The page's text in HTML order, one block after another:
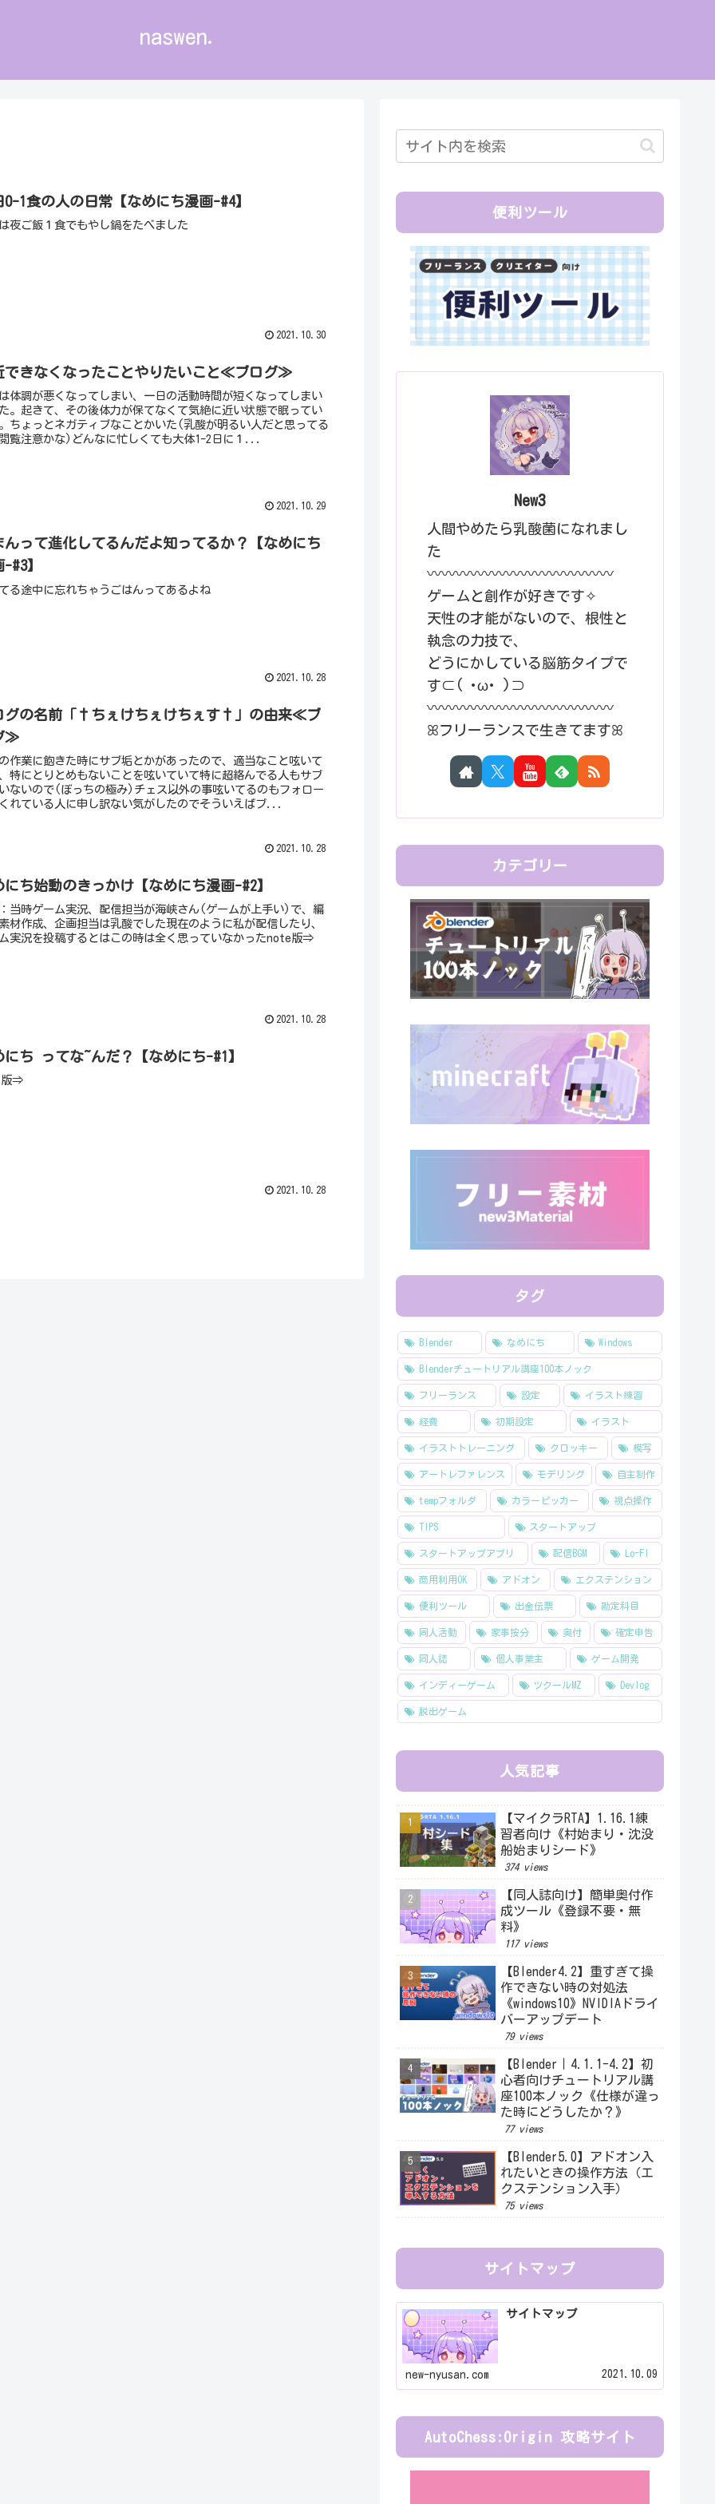
naswen.
0-1食の人の日常【なめにち漫画-#4】
夜ご飯１食でもやし鍋をたべました
2021.10.30
できなくなったことやりたいこと≪ブログ≫
体調が悪くなってしまい、一日の活動時間が短くなってしまい
。起きて、その後体力が保てなくて気絶に近い状態で眠ってい
ちょっとネガティブなことかいた(乳酸が明るい人だと思ってる
覧注意かな)どんなに忙しくても大体1-2日に１...
2021.10.29
んって進化してるんだよ知ってるか？【なめにち
#3】
る途中に忘れちゃうごはんってあるよね
2021.10.28
グの名前「†ちぇけちぇけちぇす†」の由来≪ブ
≫
作業に飽きた時にサブ垢とかがあったので、適当なこと呟いて
特にとりとめもないことを呟いていて特に超絡んでる人もサブ
ないので(ぼっちの極み)チェス以外の事呟いてるのもフォロー
れている人に申し訳ない気がしたのでそういえばブ...
2021.10.28
にち始動のきっかけ【なめにち漫画-#2】
当時ゲーム実況、配信担当が海峡さん(ゲームが上手い)で、編
材作成、企画担当は乳酸でした現在のように私が配信したり、
実況を投稿するとはこの時は全く思っていなかったnote版⇒
2021.10.28
にち ってな~んだ？【なめにち-#1】
版⇒
2021.10.28
便利ツール
New3
人間やめたら乳酸菌になれまし
た
〰︎〰︎〰︎〰︎〰︎〰︎〰︎〰︎〰︎〰︎〰︎〰︎〰︎
ゲームと創作が好きです✧
天性の才能がないので、根性と
執念の力技で、
どうにかしている脳筋タイプで
す⊂( ･ω･ )⊃
〰︎〰︎〰︎〰︎〰︎〰︎〰︎〰︎〰︎〰︎〰︎〰︎〰︎
ꕤフリーランスで生きてますꕤ
カテゴリー
タグ
Blender なめにち Windows
Blenderチュートリアル講座100本ノック
フリーランス 設定 イラスト練習
経費 初期設定 イラスト
イラストトレーニング クロッキー 模写
アートレファレンス モデリング 自主制作
tempフォルダ カラーピッカー 視点操作
TIPS スタートアップ
スタートアップアプリ 配信BGM Lo-FI
商用利用OK アドオン エクステンション
便利ツール 出金伝票 勘定科目
同人活動 家事按分 奥付 確定申告
同人誌 個人事業主 ゲーム開発
インディーゲーム ツクールMZ Devlog
脱出ゲーム
人気記事
【マイクラRTA】1.16.1練
習者向け《村始まり・沈没
船始まりシード》
374 views
【同人誌向け】簡単奥付作
成ツール《登録不要・無
料》
117 views
【Blender4.2】重すぎて操
作できない時の対処法
《windows10》NVIDIAドライ
バーアップデート
79 views
【Blender｜4.1.1-4.2】初
心者向けチュートリアル講
座100本ノック《仕様が違っ
た時にどうしたか？》
77 views
【Blender5.0】アドオン入
れたいときの操作方法（エ
クステンション入手）
75 views
サイトマップ
サイトマップ
new-nyusan.com 2021.10.09
AutoChess:Origin 攻略サイト